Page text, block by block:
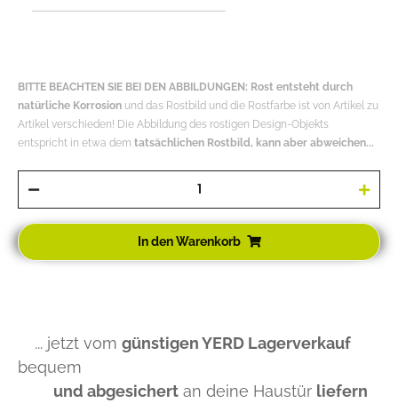
BITTE BEACHTEN SIE BEI DEN ABBILDUNGEN: Rost entsteht durch
natürliche Korrosion und das Rostbild und die Rostfarbe ist von Artikel zu
Artikel verschieden! Die Abbildung des rostigen Design-Objekts
entspricht in etwa dem tatsächlichen Rostbild, kann aber abweichen...
In den Warenkorb
... jetzt vom günstigen YERD Lagerverkauf
bequem
und abgesichert an deine Haustür liefern